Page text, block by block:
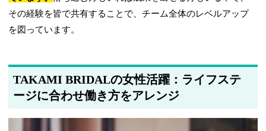
その経験を皆で共有することで、チーム全体のレベルアップ
を図っています。
TAKAMI BRIDALの女性活躍：ライフステ
ージに合わせ働き方をアレンジ